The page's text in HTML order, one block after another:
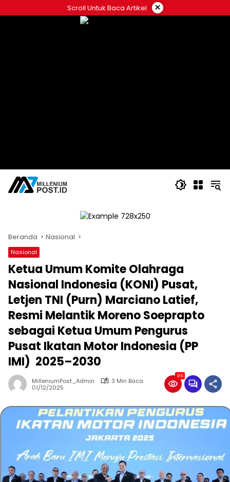
ke
Scroll Untuk Baca Artikel ×
Beranda Nasional
Nasional
Ketua Umum Komite Olahraga
Nasional Indonesia (KONI) Pusat,
Letjen TNI (Purn) Marciano Latief,
Resmi Melantik Moreno Soeprapto
sebagai Ketua Umum Pengurus
Pusat Ikatan Motor Indonesia (PP
IMI) 2025–2030
MilleniumPost_Admin
3 Min Baca
01/12/2025
96